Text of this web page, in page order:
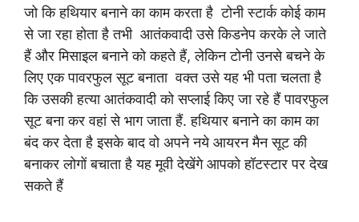
जो कि हथियार बनाने का काम करता है टोनी स्टार्क कोई काम
से जा रहा होता है तभी आतंकवादी उसे किडनेप करके ले जाते
हैं और मिसाइल बनाने को कहते हैं, लेकिन टोनी उनसे बचने के
लिए एक पावरफुल सूट बनाता वक्त उसे यह भी पता चलता है
कि उसकी हत्या आतंकवादी को सप्लाई किए जा रहे हैं पावरफुल
सूट बना कर वहां से भाग जाता हैं. हथियार बनाने का काम का
बंद कर देता है इसके बाद वो अपने नये आयरन मैन सूट की
बनाकर लोगों बचाता है यह मूवी देखेंगे आपको हॉटस्टार पर देख
सकते हैं